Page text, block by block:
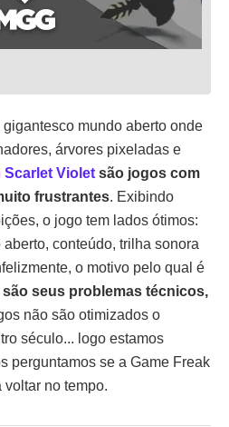
mundo aberto onde
árvores pixeladas e
Scarlet Violet são jogos com
frustrantes. Exibindo
o jogo tem lados ótimos:
conteúdo, trilha sonora
o motivo pelo qual é
são seus problemas técnicos,
não são otimizados o
século... logo estamos
perguntamos se a Game Freak
no tempo.